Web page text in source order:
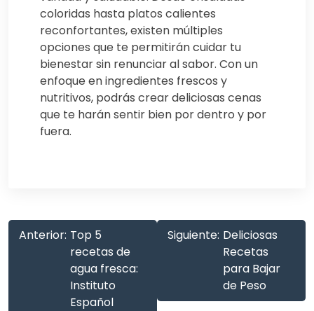
coloridas hasta platos calientes
reconfortantes, existen múltiples
opciones que te permitirán cuidar tu
bienestar sin renunciar al sabor. Con un
enfoque en ingredientes frescos y
nutritivos, podrás crear deliciosas cenas
que te harán sentir bien por dentro y por
fuera.
Anterior: Top 5
recetas de
agua fresca:
Instituto
Español
Siguiente: Deliciosas
Recetas
para Bajar
de Peso